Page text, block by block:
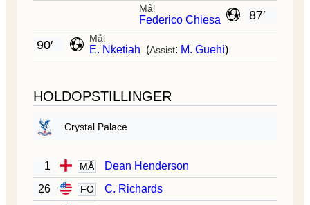
87′
Mål
Federico Chiesa
Mål
E. Nketiah (Assist: M. Guehi)
90′
HOLDOPSTILLINGER
Crystal Palace
1 MÅ
Dean Henderson
26
FO
C. Richards